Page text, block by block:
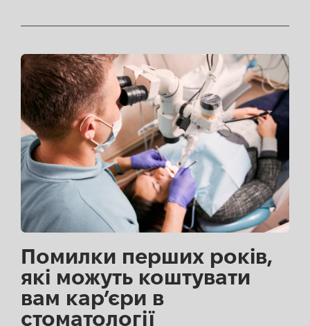
Помилки перших років,
які можуть коштувати
вам кар’єри в
стоматології